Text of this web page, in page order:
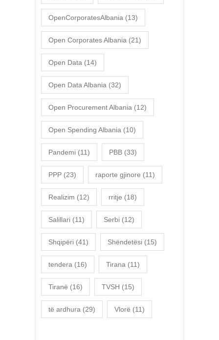
OpenCorporatesAlbania (13)
Open Corporates Albania (21)
Open Data (14)
Open Data Albania (32)
Open Procurement Albania (12)
Open Spending Albania (10)
Pandemi (11) PBB (33)
PPP (23) raporte gjinore (11)
Realizim (12) rritje (18)
Salillari (11) Serbi (12)
Shqipëri (41) Shëndetësi (15)
tendera (16) Tirana (11)
Tiranë (16) TVSH (15)
të ardhura (29) Vlorë (11)